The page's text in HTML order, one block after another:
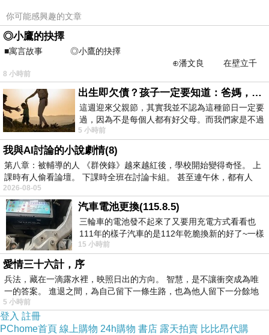
不生鏽具備:碎紙ˋ停止ˋ退紙觸控開關智慧型
安全護蓋兼有放紙台功用~~
你可能感興趣的文章
◎小鷹的抉擇
■寓言故事 ◎小鷹的抉擇
⊕潘文良 在壁立千
仞的懸崖上，有一座遮天蔽
8 小時前
出生即欠債？孩子一定要知道：爸媽，其實我不欠你們
這週迎來父親節，其實我並不認為這種節日一定要
過，因為不是每個人都有好父母。而我們家是不過
節的，平時也沒什麼儀式感，生活趨近冷
5 小時前
我與AI討論的小說劇情(8)
第八章：被輔導的人 《群俠錄》越來越紅後，學校開始變得奇怪。 上
課時有人偷看論壇。 下課時全班在討論卡組。 甚至連午休，都有人
2026-08-05
汽車電池更換(115.8.5)
三輪車的電池發不起來了又要用充電方式看看也
111年的樣子汽車的是112年乾脆換新的好了~一樣
在阿炮電池買的漲了一百多塊吧
15 小時前
愛情三十六計，序
兵法，藏在一滴露水裡，映照日出的方向。 智慧，是不讓衝突成為唯
一的答案。 進退之間，為自己留下一條生路，也為他人留下一分餘地
5 小時前
登入 註冊
PChome首頁 線上購物 24h購物 書店 露天拍賣 比比昂代購